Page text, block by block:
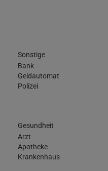
Sonstige
Bank
Geldautomat
Polizei
Gesundheit
Arzt
Apotheke
Krankenhaus